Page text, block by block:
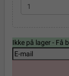
Ikke på lager - Få